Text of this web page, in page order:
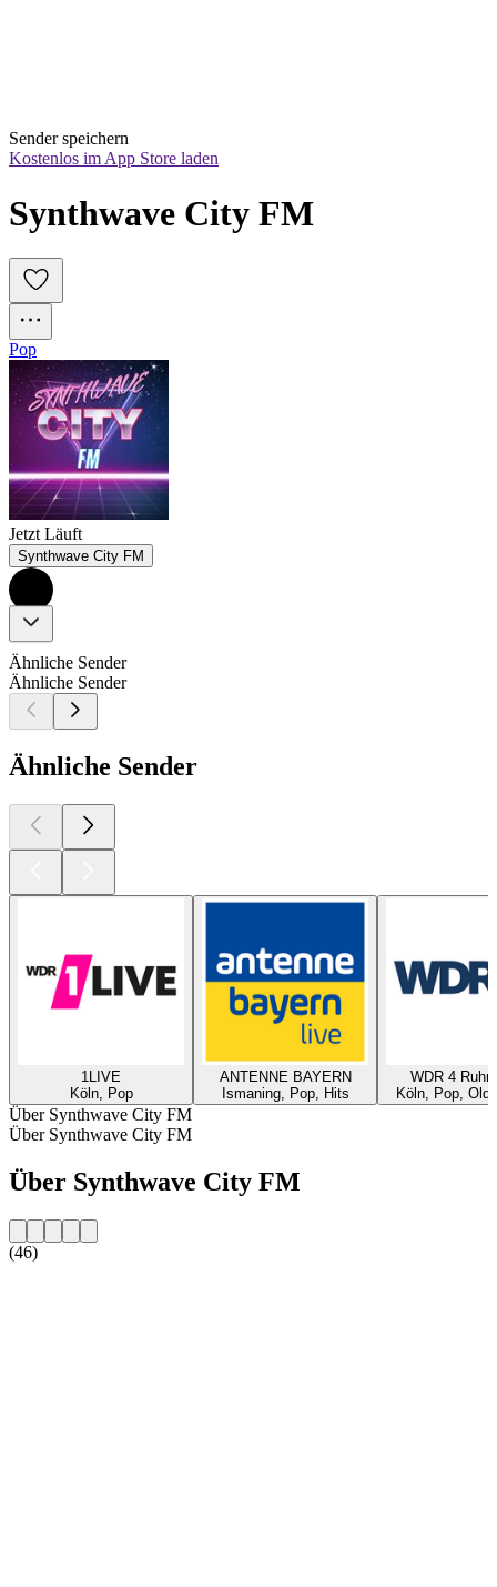
Sender speichern
Kostenlos im App Store laden
Synthwave City FM
Pop
Jetzt Läuft
Synthwave City FM
Ähnliche Sender
Ähnliche Sender
Ähnliche Sender
1LIVE
Köln, Pop
ANTENNE BAYERN
Ismaning, Pop, Hits
WDR 4
Köln, Pop,
Über Synthwave City FM
Über Synthwave City FM
Über Synthwave City FM
(46)